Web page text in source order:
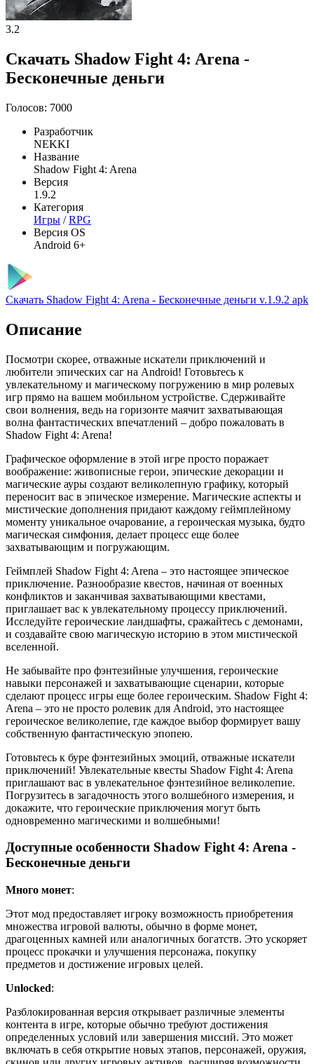
3.2
Скачать Shadow Fight 4: Arena -
Бесконечные деньги
Голосов: 7000
Разработчик
NEKKI
Название
Shadow Fight 4: Arena
Версия
1.9.2
Категория
Игры /RPG
Версия OS
Android 6+
Скачать Shadow Fight 4: Arena - Бесконечные деньги v.1.9.2 apk
Описание
Посмотри скорее, отважные искатели приключений и
любители эпических саг на Android! Готовьтесь к
увлекательному и магическому погружению в мир ролевых
игр прямо на вашем мобильном устройстве. Сдерживайте
свои волнения, ведь на горизонте маячит захватывающая
волна фантастических впечатлений – добро пожаловать в
Shadow Fight 4: Arena!
Графическое оформление в этой игре просто поражает
воображение: живописные герои, эпические декорации и
магические ауры создают великолепную графику, который
переносит вас в эпическое измерение. Магические аспекты и
мистические дополнения придают каждому геймплейному
моменту уникальное очарование, а героическая музыка, будто
магическая симфония, делает процесс еще более
захватывающим и погружающим.
Геймплей Shadow Fight 4: Arena – это настоящее эпическое
приключение. Разнообразие квестов, начиная от военных
конфликтов и заканчивая захватывающими квестами,
приглашает вас к увлекательному процессу приключений.
Исследуйте героические ландшафты, сражайтесь с демонами,
и создавайте свою магическую историю в этом мистической
вселенной.
Не забывайте про фэнтезийные улучшения, героические
навыки персонажей и захватывающие сценарии, которые
сделают процесс игры еще более героическим. Shadow Fight 4:
Arena – это не просто ролевик для Android, это настоящее
героическое великолепие, где каждое выбор формирует вашу
собственную фантастическую эпопею.
Готовьтесь к буре фэнтезийных эмоций, отважные искатели
приключений! Увлекательные квесты Shadow Fight 4: Arena
приглашают вас в увлекательное фэнтезийное великолепие.
Погрузитесь в загадочность этого волшебного измерения, и
докажите, что героические приключения могут быть
одновременно магическими и волшебными!
Доступные особенности Shadow Fight 4: Arena -
Бесконечные деньги
Много монет:
Этот мод предоставляет игроку возможность приобретения
множества игровой валюты, обычно в форме монет,
драгоценных камней или аналогичных богатств. Это ускоряет
процесс прокачки и улучшения персонажа, покупку
предметов и достижение игровых целей.
Unlocked:
Разблокированная версия открывает различные элементы
контента в игре, которые обычно требуют достижения
определенных условий или завершения миссий. Это может
включать в себя открытие новых этапов, персонажей, оружия,